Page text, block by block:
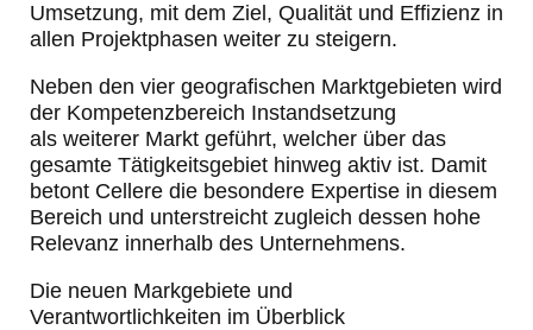
Umsetzung, mit dem Ziel, Qualität und Effizienz in
allen Projektphasen weiter zu steigern.
Neben den vier geografischen Marktgebieten wird
der Kompetenzbereich Instandsetzung
als weiterer Markt geführt, welcher über das
gesamte Tätigkeitsgebiet hinweg aktiv ist. Damit
betont Cellere die besondere Expertise in diesem
Bereich und unterstreicht zugleich dessen hohe
Relevanz innerhalb des Unternehmens.
Die neuen Markgebiete und
Verantwortlichkeiten im Überblick